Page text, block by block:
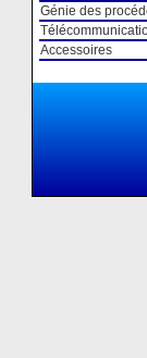
Génie des
Accessoires